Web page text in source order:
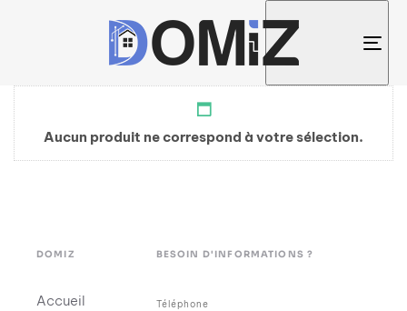
Aucun produit ne correspond à votre sélection.
DOMIZ
Accueil
BESOIN D'INFORMATIONS ?
Téléphone